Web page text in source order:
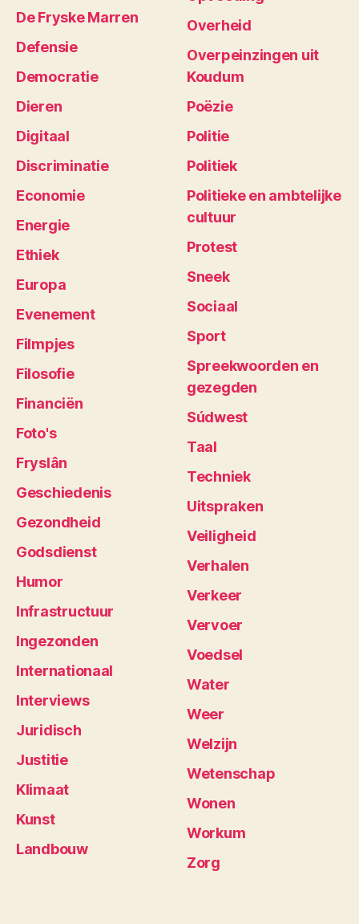
De Fryske Marren
Defensie
Democratie
Dieren
Digitaal
Discriminatie
Economie
Energie
Ethiek
Europa
Evenement
Filmpjes
Filosofie
Financiën
Foto's
Fryslân
Geschiedenis
Gezondheid
Godsdienst
Humor
Infrastructuur
Ingezonden
Internationaal
Interviews
Juridisch
Justitie
Klimaat
Kunst
Landbouw
Overheid
Overpeinzingen uit
Koudum
Poëzie
Politie
Politiek
Politieke en ambtelijke
cultuur
Protest
Sneek
Sociaal
Sport
Spreekwoorden en
gezegden
Súdwest
Taal
Techniek
Uitspraken
Veiligheid
Verhalen
Verkeer
Vervoer
Voedsel
Water
Weer
Welzijn
Wetenschap
Wonen
Workum
Zorg